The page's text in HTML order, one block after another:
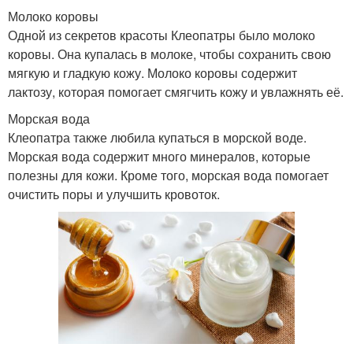
Молоко коровы
Одной из секретов красоты Клеопатры было молоко
коровы. Она купалась в молоке, чтобы сохранить свою
мягкую и гладкую кожу. Молоко коровы содержит
лактозу, которая помогает смягчить кожу и увлажнять её.
Морская вода
Клеопатра также любила купаться в морской воде.
Морская вода содержит много минералов, которые
полезны для кожи. Кроме того, морская вода помогает
очистить поры и улучшить кровоток.